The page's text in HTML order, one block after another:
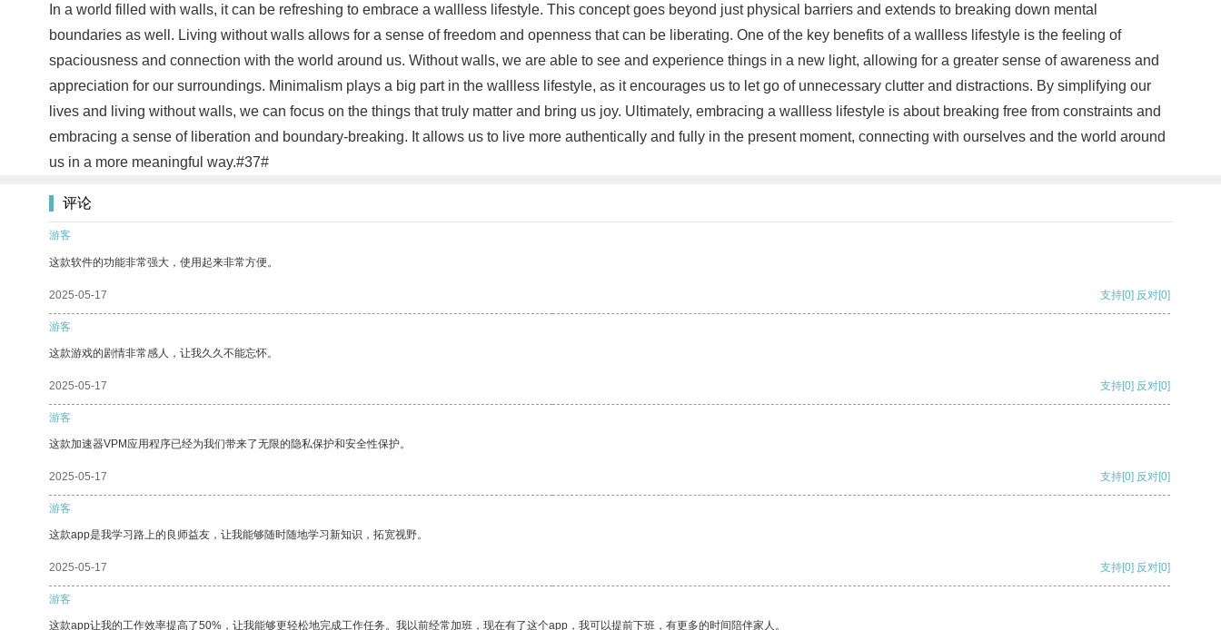
In a world filled with walls, it can be refreshing to embrace a wallless lifestyle. This concept goes beyond just physical barriers and extends to breaking down mental
boundaries as well. Living without walls allows for a sense of freedom and openness that can be liberating. One of the key benefits of a wallless lifestyle is the feeling of
spaciousness and connection with the world around us. Without walls, we are able to see and experience things in a new light, allowing for a greater sense of awareness and
appreciation for our surroundings. Minimalism plays a big part in the wallless lifestyle, as it encourages us to let go of unnecessary clutter and distractions. By simplifying our
lives and living without walls, we can focus on the things that truly matter and bring us joy. Ultimately, embracing a wallless lifestyle is about breaking free from constraints and
embracing a sense of liberation and boundary-breaking. It allows us to live more authentically and fully in the present moment, connecting with ourselves and the world around
us in a more meaningful way.#37#
评论
游客
这款软件的功能非常强大，使用起来非常方便。
2025-05-17 支持[0] 反对[0]
游客
这款游戏的剧情非常感人，让我久久不能忘怀。
2025-05-17 支持[0] 反对[0]
游客
这款加速器VPM应用程序已经为我们带来了无限的隐私保护和安全性保护。
2025-05-17 支持[0] 反对[0]
游客
这款app是我学习路上的良师益友，让我能够随时随地学习新知识，拓宽视野。
2025-05-17 支持[0] 反对[0]
游客
这款app让我的工作效率提高了50%，让我能够更轻松地完成工作任务。我以前经常加班，现在有了这个app，我可以提前下班，有更多的时间陪伴家人。